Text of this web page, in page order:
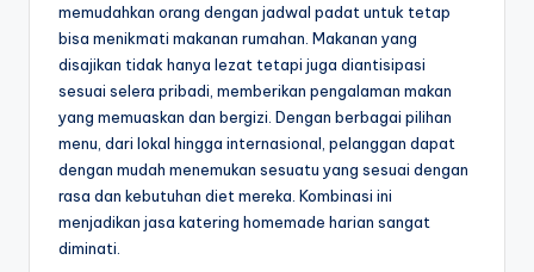
memudahkan orang dengan jadwal padat untuk tetap
bisa menikmati makanan rumahan. Makanan yang
disajikan tidak hanya lezat tetapi juga diantisipasi
sesuai selera pribadi, memberikan pengalaman makan
yang memuaskan dan bergizi. Dengan berbagai pilihan
menu, dari lokal hingga internasional, pelanggan dapat
dengan mudah menemukan sesuatu yang sesuai dengan
rasa dan kebutuhan diet mereka. Kombinasi ini
menjadikan jasa katering homemade harian sangat
diminati.